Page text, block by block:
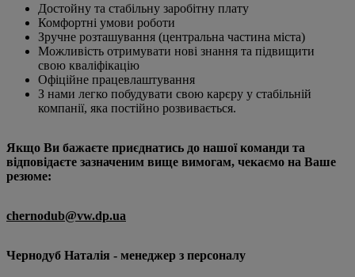
Достойну та стабільну заробітну плату
Комфортні умови роботи
Зручне розташування (центральна частина міста)
Можливість отримувати нові знання та підвищити
свою кваліфікацію
Офіційне працевлаштування
З нами легко побудувати свою карєру у стабільній
компанії, яка постійно розвивається.
Якщо Ви бажаєте приєднатись до нашої команди та
відповідаєте зазначеним вище вимогам, чекаємо на Ваше
резюме:
chernodub@vw.dp.ua
Чернодуб Наталія - менеджер з персоналу